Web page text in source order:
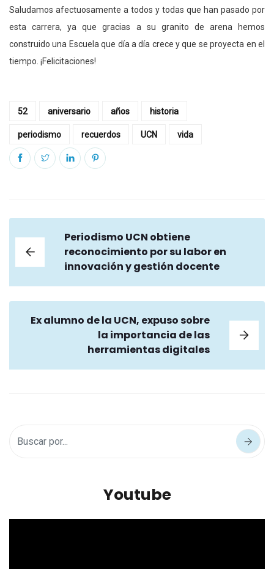
Saludamos afectuosamente a todos y todas que han pasado por
esta carrera, ya que gracias a su granito de arena hemos
construido una Escuela que día a día crece y que se proyecta en el
tiempo. ¡Felicitaciones!
52 aniversario años historia
periodismo recuerdos UCN vida
Periodismo UCN obtiene
reconocimiento por su labor en
innovación y gestión docente
Ex alumno de la UCN, expuso sobre
la importancia de las
herramientas digitales
Youtube